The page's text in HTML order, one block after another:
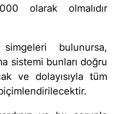
olarak olmalıdır
bulunursa,
sistemi bunları doğru
ve dolayısıyla tüm